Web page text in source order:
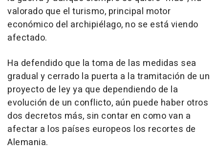
valorado que el turismo, principal motor
económico del archipiélago, no se está viendo
afectado.
Ha defendido que la toma de las medidas sea
gradual y cerrado la puerta a la tramitación de un
proyecto de ley ya que dependiendo de la
evolución de un conflicto, aún puede haber otros
dos decretos más, sin contar en como van a
afectar a los países europeos los recortes de
Alemania.